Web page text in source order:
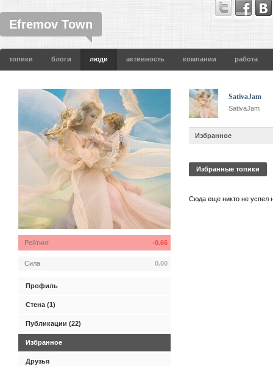
Efremov Town
топики блоги люди активность компании работа
SativaJam
SativaJam
Избранное
Избранные топики
Сюда еще никто не успел
Рейтинг -0.66
Сила 0.00
Профиль
Стена (1)
Публикации (22)
Избранное
Друзья